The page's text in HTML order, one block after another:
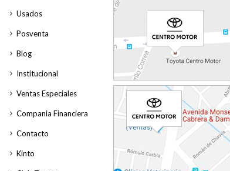
Usados
Posventa
Blog
Institucional
Ventas Especiales
Compania Financiera
Contacto
Kinto